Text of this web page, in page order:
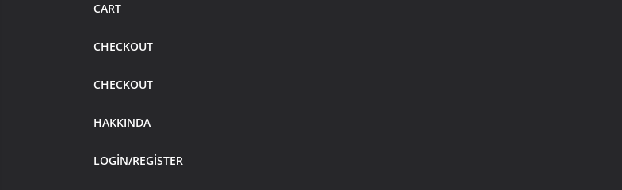
CART
CHECKOUT
CHECKOUT
HAKKINDA
LOGIN/REGISTER